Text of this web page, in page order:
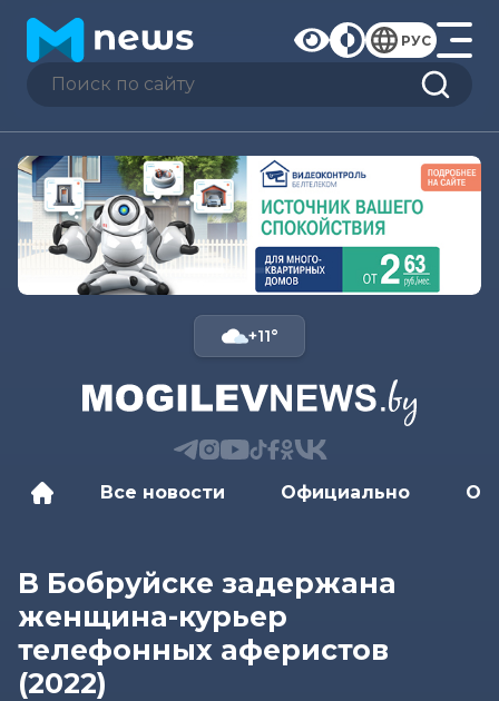
РУС
+11°
Все новости Официально
В Бобруйске задержана
женщина-курьер
телефонных аферистов
(2022)